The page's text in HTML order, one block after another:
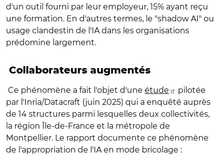
d'un outil fourni par leur employeur, 15% ayant reçu
une formation. En d'autres termes, le "shadow AI" ou
usage clandestin de l'IA dans les organisations
prédomine largement.
Collaborateurs augmentés
Ce phénomène a fait l'objet d'une étude
pilotée
par l'Inria/Datacraft (juin 2025) qui a enquêté auprès
de 14 structures parmi lesquelles deux collectivités,
la région Île-de-France et la métropole de
Montpellier. Le rapport documente ce phénomène
de l'appropriation de l'IA en mode bricolage :